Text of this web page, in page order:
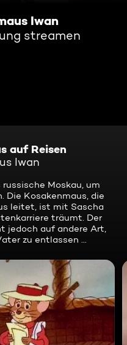
Iwan
streamen
auf Reisen
Iwan
Moskau, um
Die Kosakenmaus, die
leitet, ist mit Sascha
träumt. Der
jedoch auf andere Art,
zu entlassen ...